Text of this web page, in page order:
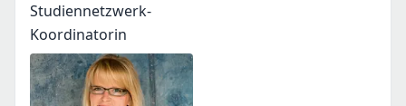
Studiennetzwerk-
Koordinatorin